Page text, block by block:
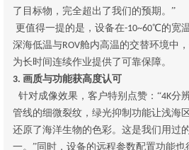
了目标物，完全超出了我们的预期。”
更值得一提的是，设备在-10~60℃的宽
深海低温与ROV舱内高温的交替环境中
为长时间连续作业提供了可靠保障。
3. 画质与功能获高度认可
针对成像效果，客户特别点赞： “4K分
管线的细微裂纹，绿光抑制功能让浅海
还原了海洋生物的色彩。这是我们用过
一。”同时，设备的远程参数配置功能也